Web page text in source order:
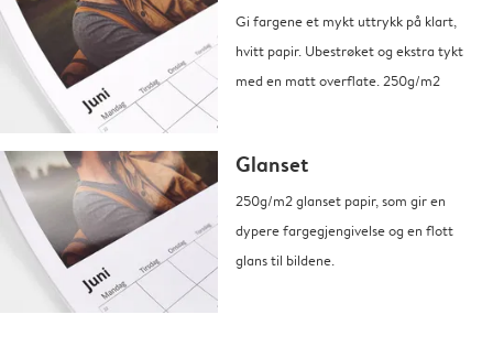
Gi fargene et mykt uttrykk på klart,
hvitt papir. Ubestrøket og ekstra tykt
med en matt overflate. 250g/m2
Glanset
250g/m2 glanset papir, som gir en
dypere fargegjengivelse og en flott
glans til bildene.